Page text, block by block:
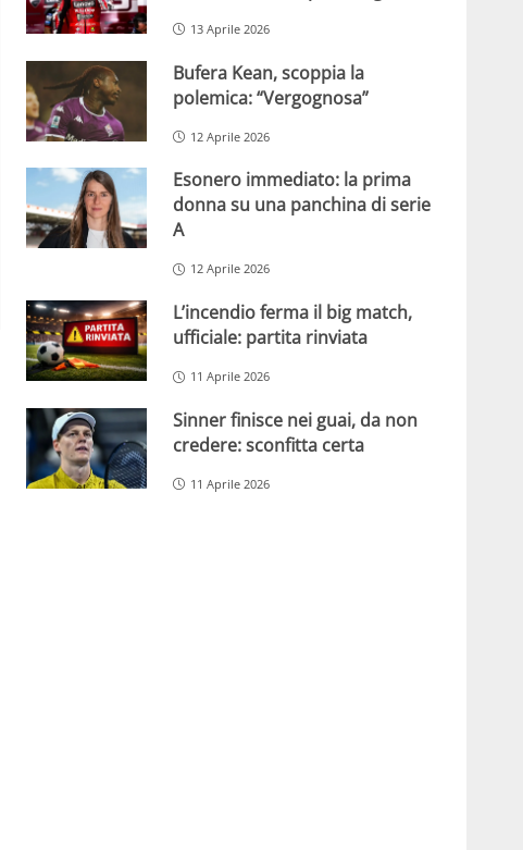
13 Aprile 2026
Bufera Kean, scoppia la
polemica: “Vergognosa”
12 Aprile 2026
Esonero immediato: la prima
donna su una panchina di serie
A
12 Aprile 2026
L’incendio ferma il big match,
ufficiale: partita rinviata
11 Aprile 2026
Sinner finisce nei guai, da non
credere: sconfitta certa
11 Aprile 2026